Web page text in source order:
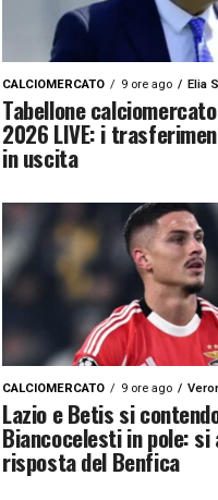
CALCIOMERCATO 9 ore ago Elia
Tabellone
2026 LIVE: i
in uscita
CALCIOMERCATO 9 ore ago
Lazio e Betis si
Biancocelesti in pole:
risposta del Benfica